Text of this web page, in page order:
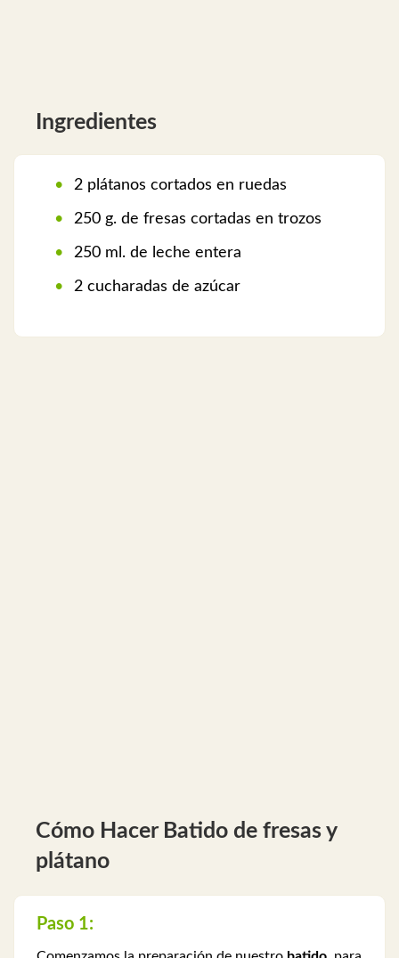
Ingredientes
2 plátanos cortados en ruedas
250 g. de fresas cortadas en trozos
250 ml. de leche entera
2 cucharadas de azúcar
Cómo Hacer Batido de fresas y
plátano
Paso 1: